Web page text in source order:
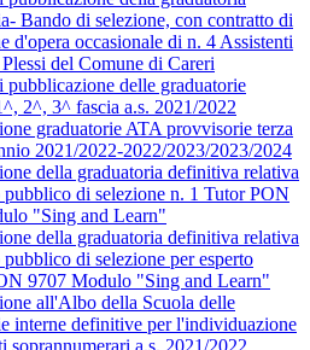
Bando di selezione, con contratto di
d'opera occasionale di n. 4 Assistenti
del Comune di Careri
pubblicazione delle graduatorie
2^, 3^ fascia a.s. 2021/2022
graduatorie ATA provvisorie terza
2021/2022-2022/2023/2023/2024
della graduatoria definitiva relativa
di selezione n. 1 Tutor PON
"Sing and Learn"
della graduatoria definitiva relativa
di selezione per esperto
9707 Modulo "Sing and Learn"
all'Albo della Scuola delle
interne definitive per l'individuazione